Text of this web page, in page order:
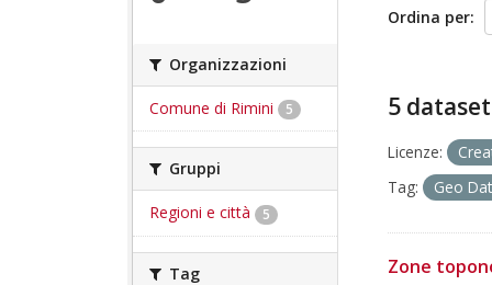
Organizzazioni
Comune di Rimini 5
Gruppi
Regioni e città 5
Tag
Ordina per
5
Licenze:
Tag:
Geo
Zone